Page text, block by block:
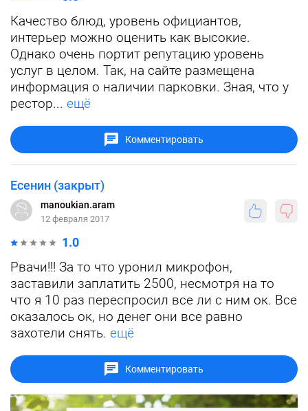
Качество блюд, уровень официантов,
интерьер можно оценить как высокие.
Однако очень портит репутацию уровень
услуг в целом. Так, на сайте размещена
информация о наличии парковки. Зная, что у
рестор... ещё
Комментировать
Есенин (закрыт)
manoukian.aram
12 февраля 2017
1.0
Рвачи!!! За то что уронил микрофон,
заставили заплатить 2500, несмотря на то
что я 10 раз переспросил все ли с ним ок. Все
оказалось ок, но денег они все равно
захотели снять. ещё
Комментировать